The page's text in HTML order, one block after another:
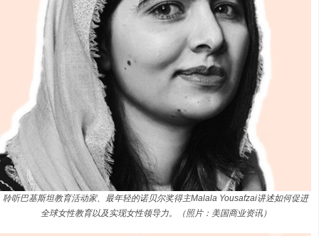
聆听巴基斯坦教育活动家、最年轻的诺贝尔奖得主Malala Yousafzai讲述如何促进
全球女性教育以及实现女性领导力。（照片：美国商业资讯）